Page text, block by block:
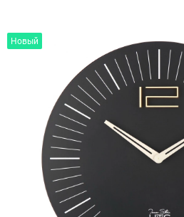
Новый